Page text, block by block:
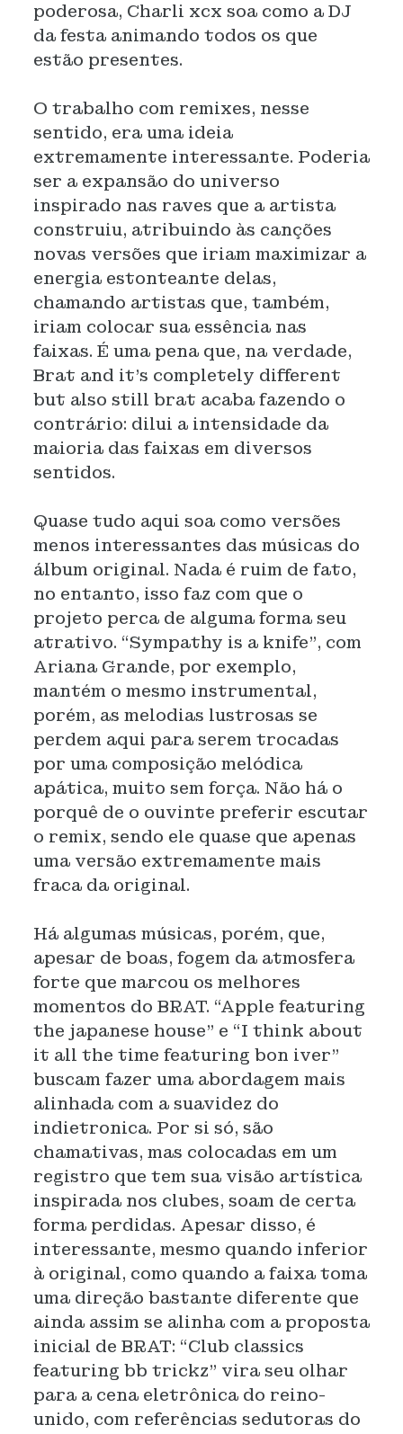
poderosa, Charli xcx soa como a DJ
da festa animando todos os que
estão presentes.
O trabalho com remixes, nesse
sentido, era uma ideia
extremamente interessante. Poderia
ser a expansão do universo
inspirado nas raves que a artista
construiu, atribuindo às canções
novas versões que iriam maximizar a
energia estonteante delas,
chamando artistas que, também,
iriam colocar sua essência nas
faixas. É uma pena que, na verdade,
Brat and it's completely different
but also still brat acaba fazendo o
contrário: dilui a intensidade da
maioria das faixas em diversos
sentidos.
Quase tudo aqui soa como versões
menos interessantes das músicas do
álbum original. Nada é ruim de fato,
no entanto, isso faz com que o
projeto perca de alguma forma seu
atrativo. “Sympathy is a knife”, com
Ariana Grande, por exemplo,
mantém o mesmo instrumental,
porém, as melodias lustrosas se
perdem aqui para serem trocadas
por uma composição melódica
apática, muito sem força. Não há o
porquê de o ouvinte preferir escutar
o remix, sendo ele quase que apenas
uma versão extremamente mais
fraca da original.
Há algumas músicas, porém, que,
apesar de boas, fogem da atmosfera
forte que marcou os melhores
momentos do BRAT. “Apple featuring
the japanese house” e “I think about
it all the time featuring bon iver”
buscam fazer uma abordagem mais
alinhada com a suavidez do
indietronica. Por si só, são
chamativas, mas colocadas em um
registro que tem sua visão artística
inspirada nos clubes, soam de certa
forma perdidas. Apesar disso, é
interessante, mesmo quando inferior
à original, como quando a faixa toma
uma direção bastante diferente que
ainda assim se alinha com a proposta
inicial de BRAT: “Club classics
featuring bb trickz” vira seu olhar
para a cena eletrônica do reino-
unido, com referências sedutoras do